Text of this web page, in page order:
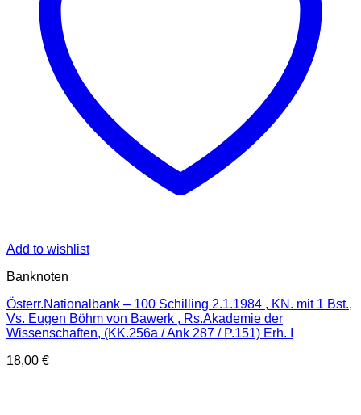
Add to wishlist
Banknoten
Österr.Nationalbank – 100 Schilling 2.1.1984 , KN. mit 1 Bst.,
Vs. Eugen Böhm von Bawerk , Rs.Akademie der
Wissenschaften, (KK.256a / Ank 287 / P.151) Erh. I
18,00 €